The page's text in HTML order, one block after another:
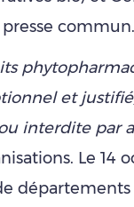
commun.
et
interdite par
Le 14